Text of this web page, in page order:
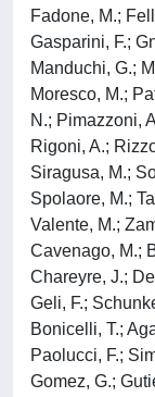
Fadone, M.;
Gasparini, F.;
Manduchi, G.;
Moresco, M.;
N.; Pimazzoni,
Rigoni, A.;
Siragusa, M.;
Spolaore, M.;
Valente, M.;
Cavenago, M.;
Chareyre, J.;
Geli, F.;
Bonicelli, T.;
Paolucci, F.;
Gomez, G.;